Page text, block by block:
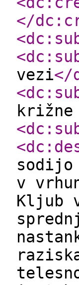
</
vezi</
sodijo
v
Kljub